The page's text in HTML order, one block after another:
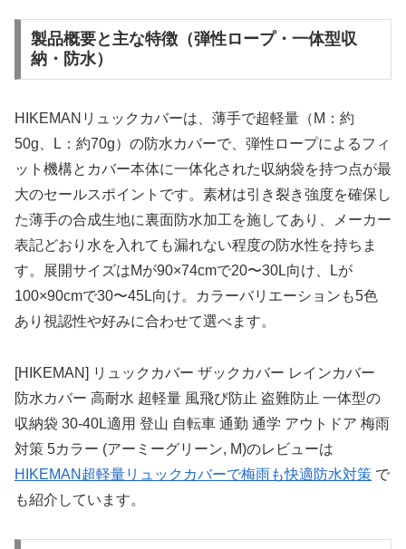
製品概要と主な特徴（弾性ロープ・一体型収
納・防水）
HIKEMANリュックカバーは、薄手で超軽量（M：約
50g、L：約70g）の防水カバーで、弾性ロープによるフィ
ット機構とカバー本体に一体化された収納袋を持つ点が最
大のセールスポイントです。素材は引き裂き強度を確保し
た薄手の合成生地に裏面防水加工を施してあり、メーカー
表記どおり水を入れても漏れない程度の防水性を持ちま
す。展開サイズはMが90×74cmで20〜30L向け、Lが
100×90cmで30〜45L向け。カラーバリエーションも5色
あり視認性や好みに合わせて選べます。
[HIKEMAN] リュックカバー ザックカバー レインカバー
防水カバー 高耐水 超軽量 風飛び防止 盗難防止 一体型の
収納袋 30-40L適用 登山 自転車 通勤 通学 アウトドア 梅雨
対策 5カラー (アーミーグリーン, M)のレビューは
HIKEMAN超軽量リュックカバーで梅雨も快適防水対策 で
も紹介しています。